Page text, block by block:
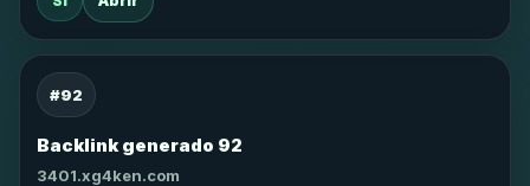
#92
Backlink generado 92
3401.xg4ken.com